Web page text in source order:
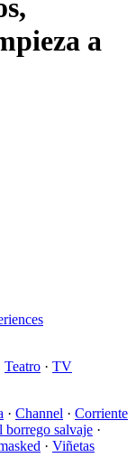
a
Teatro · TV
· Channel · Corriente
borrego salvaje ·
· Viñetas